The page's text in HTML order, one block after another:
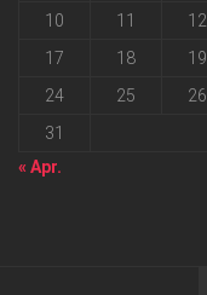
10
11 12
17
18 19
24
25 26
31
« Apr.